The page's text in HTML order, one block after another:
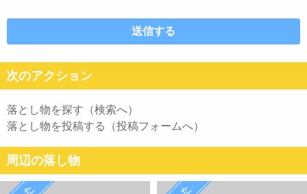
次のアクション
落とし物を探す（検索へ）
落とし物を投稿する（投稿フォームへ）
周辺の落し物